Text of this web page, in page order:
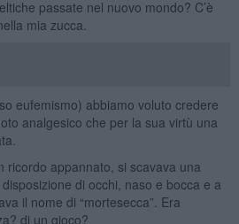
passate nel nuovo mondo? C’è
mia zucca.
eufemismo) abbiamo voluto credere
analgesico che per la sua virtù una
ricordo appannato, si scavava una
di occhi, naso e bocca e a
il nome di “mortesecca”. Era
di un gioco?